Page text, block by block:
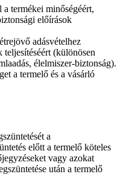
termékei minőségéért,
előírások
adásvételhez
(különösen
élelmiszer-biztonság).
a termelő és a vásárló
a
előtt a termelő köteles
vagy azokat
után a termelő